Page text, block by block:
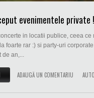
evenimentele private !
in locatii publice, ceea ce
foarte rar :) si party-uri
de an,...
ADAUGĂ UN COMENTARIU